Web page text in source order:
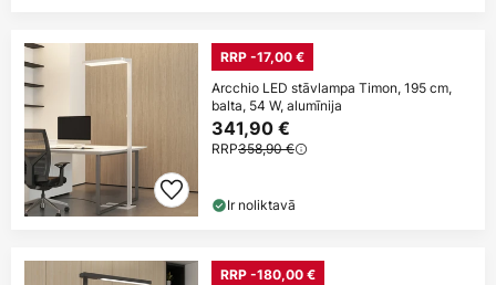
RRP -17,00 €
Arcchio LED stāvlampa Timon, 195 cm,
balta, 54 W, alumīnija
341,90 €
RRP358,90 €
Ir noliktavā
RRP -180,00 €